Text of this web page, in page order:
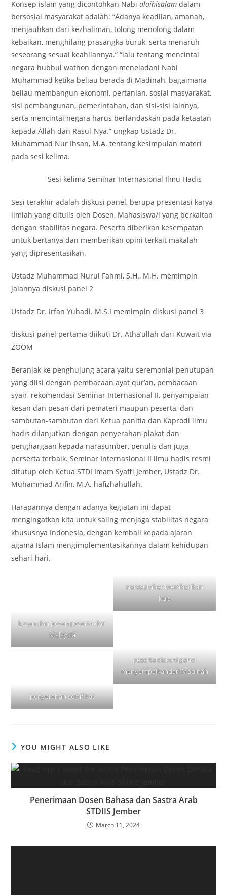
Konsep islam yang dicontohkan Nabialaihisalam dalam
bersosial masyarakat adalah: “Adanya keadilan, amanah,
menjauhkan dari kezhaliman, tolong menolong dalam
kebaikan, menghilang prasangka buruk, serta menaruh
seseorang sesuai keahliannya.” “lalu tentang mencintai
negara hubbul wathon dengan meneladani Nabi
Muhammad ketika beliau berada di Madinah, bagaimana
beliau membangun ekonomi, pertanian, sosial masyarakat,
sisi pembangunan, pemerintahan, dan sisi-sisi lainnya,
serta mencintai negara harus berlandaskan pada ketaatan
kepada Allah dan Rasul-Nya.” ungkap Ustadz Dr.
Muhammad Nur Ihsan, M.A. tentang kesimpulan materi
pada sesi kelima.
Sesi kelima Seminar Internasional Ilmu Hadis
Sesi terakhir adalah diskusi panel, berupa presentasi karya
ilmiah yang ditulis oleh Dosen, Mahasiswa/i yang berkaitan
dengan stabilitas negara. Peserta diberikan kesempatan
untuk bertanya dan memberikan opini terkait makalah
yang dipresentasikan.
Ustadz Muhammad Nurul Fahmi, S.H., M.H. memimpin
jalannya diskusi panel 2
Ustadz Dr. Irfan Yuhadi. M.S.I memimpin diskusi panel 3
diskusi panel pertama diikuti Dr. Atha’ullah dari Kuwait via
ZOOM
Beranjak ke penghujung acara yaitu seremonial penutupan
yang diisi dengan pembacaan ayat qur’an, pembacaan
syair, rekomendasi Seminar Internasional II, penyampaian
kesan dan pesan dari pemateri maupun peserta, dan
sambutan-sambutan dari Ketua panitia dan Kaprodi ilmu
hadis dilanjutkan dengan penyerahan plakat dan
penghargaan kepada narasumber, penulis dan juga
perserta terbaik. Seminar Internasional II ilmu hadis resmi
ditutup oleh Ketua STDI Imam Syafi’i Jember, Ustadz Dr.
Muhammad Arifin, M.A. hafizhahullah.
Harapannya dengan adanya kegiatan ini dapat
mengingatkan kita untuk saling menjaga stabilitas negara
khususnya Indonesia, dengan kembali kepada ajaran
agama Islam mengimplementasikannya dalam kehidupan
sehari-hari.
narasumber memberikan
kuis
kesan dan pesan peserta dari
Malaysia
peserta diskusi panel
menyampaikandari Madinah
penyerahan sertifikat
YOU MIGHT ALSO LIKE
Penerimaan Dosen Bahasa dan Sastra Arab
STDIIS Jember
March 11, 2024